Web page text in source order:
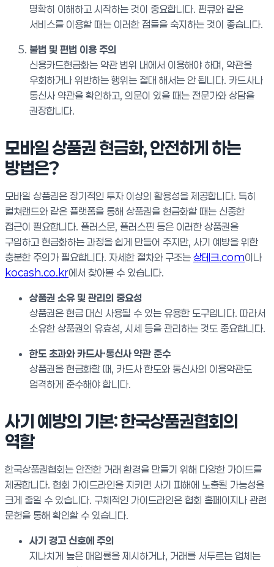
명확히 이해하고 시작하는 것이 중요합니다. 핀큐와 같은
서비스를 이용할 때는 이러한 점들을 숙지하는 것이 좋습니다.
불법 및 편법 이용 주의
신용카드현금화는 약관 범위 내에서 이용해야 하며, 약관을
우회하거나 위반하는 행위는 절대 해서는 안 됩니다. 카드사나
통신사 약관을 확인하고, 의문이 있을 때는 전문가와 상담을
권장합니다.
모바일 상품권 현금화, 안전하게 하는
방법은?
모바일 상품권은 장기적인 투자 이상의 활용성을 제공합니다. 특히
컬쳐랜드와 같은 플랫폼을 통해 상품권을 현금화할 때는 신중한
접근이 필요합니다. 플러스문, 플러스핀 등은 이러한 상품권을
구입하고 현금화하는 과정을 쉽게 만들어 주지만, 사기 예방을 위한
충분한 주의가 필요합니다. 자세한 절차와 구조는 상테크.com이나
kocash.co.kr에서 찾아볼 수 있습니다.
상품권 소유 및 관리의 중요성
상품권은 현금 대신 사용될 수 있는 유용한 도구입니다. 따라서
소유한 상품권의 유효성, 시세 등을 관리하는 것도 중요합니다.
한도 초과와 카드사·통신사 약관 준수
상품권을 현금화할 때, 카드사 한도와 통신사의 이용약관도
엄격하게 준수해야 합니다.
사기 예방의 기본: 한국상품권협회의
역할
한국상품권협회는 안전한 거래 환경을 만들기 위해 다양한 가이드를
제공합니다. 협회 가이드라인을 지키면 사기 피해에 노출될 가능성을
크게 줄일 수 있습니다. 구체적인 가이드라인은 협회 홈페이지나 관련
문헌을 통해 확인할 수 있습니다.
사기 경고 신호에 주의
지나치게 높은 매입률을 제시하거나, 거래를 서두르는 업체는